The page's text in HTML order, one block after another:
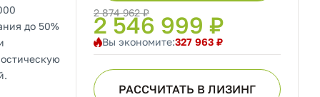
2 874 962 ₽
2 546 999 ₽
Вы экономите:327 963 ₽
РАССЧИТАТЬ В ЛИЗИНГ
до 50%